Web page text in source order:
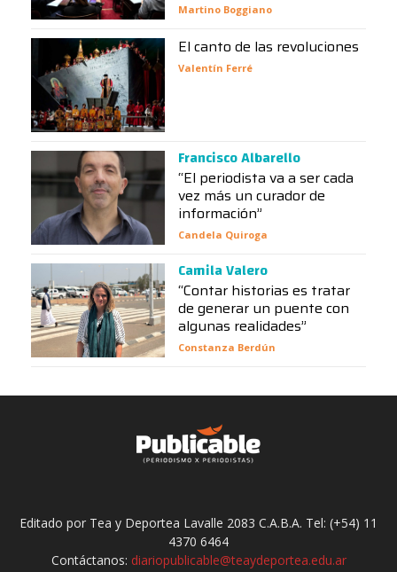
Martino Boggiano
El canto de las revoluciones
Valentín Ferré
Francisco Albarello
“El periodista va a ser cada
vez más un curador de
información”
Candela Quiroga
Camila Valero
“Contar historias es tratar
de generar un puente con
algunas realidades”
Constanza Berdún
Editado por Tea y Deportea Lavalle 2083 C.A.B.A. Tel: (+54) 11
4370 6464
Contáctanos: diariopublicable@teaydeportea.edu.ar